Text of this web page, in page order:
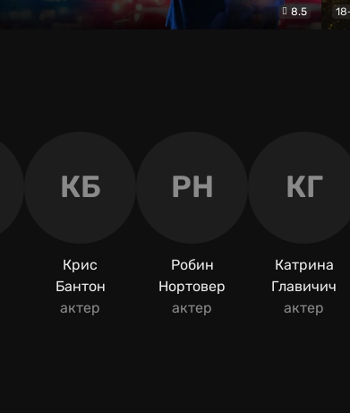
8.5
КБ
Крис
Бантон
актер
РН
Робин
Нортовер
актер
КГ
Катрина
Главичич
актер